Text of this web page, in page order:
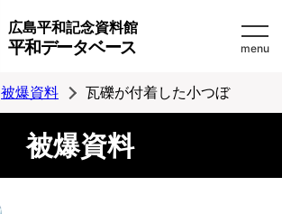
広島平和記念資料館
平和データベース menu
被爆資料 瓦礫が付着した小つぼ
被爆資料